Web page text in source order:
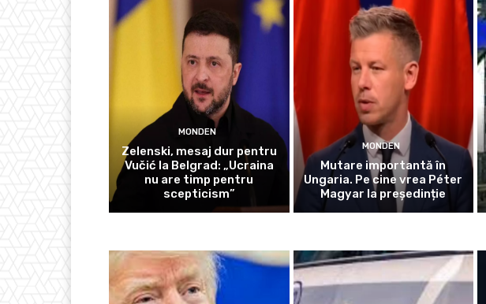
MONDEN
Zelenski, mesaj dur pentru
Vučić la Belgrad: „Ucraina
nu are timp pentru
scepticism”
MONDEN
Mutare importantă în
Ungaria. Pe cine vrea Péter
Magyar la președinție